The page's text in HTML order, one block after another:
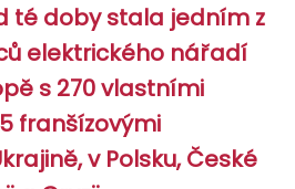
té doby stala jedním z
elektrického nářadí
s 270 vlastními
franšízovými
v Polsku, České